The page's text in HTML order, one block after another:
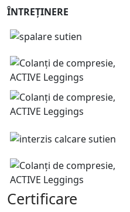
ÎNTREȚINERE
Certificare